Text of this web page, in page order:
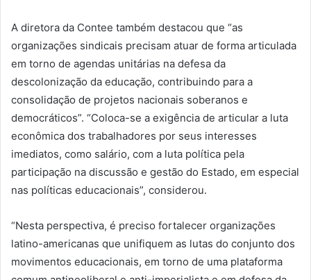
A diretora da Contee também destacou que “as
organizações sindicais precisam atuar de forma articulada
em torno de agendas unitárias na defesa da
descolonização da educação, contribuindo para a
consolidação de projetos nacionais soberanos e
democráticos”. “Coloca-se a exigência de articular a luta
econômica dos trabalhadores por seus interesses
imediatos, como salário, com a luta política pela
participação na discussão e gestão do Estado, em especial
nas políticas educacionais”, considerou.
“Nesta perspectiva, é preciso fortalecer organizações
latino-americanas que unifiquem as lutas do conjunto dos
movimentos educacionais, em torno de uma plataforma